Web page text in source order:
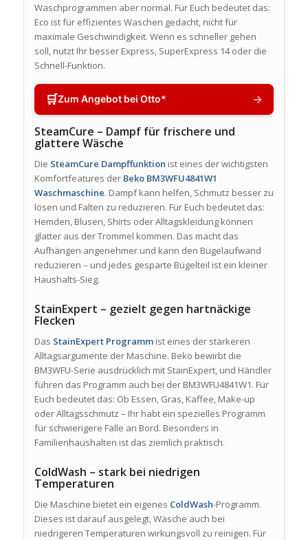
Waschprogrammen aber normal. Für Euch bedeutet das:
Eco ist für effizientes Waschen gedacht, nicht für
maximale Geschwindigkeit. Wenn es schneller gehen
soll, nutzt Ihr besser Express, SuperExpress 14 oder die
Schnell-Funktion.
🛒Zum Angebot bei Otto* →
SteamCure – Dampf für frischere und
glattere Wäsche
Die SteamCure Dampffunktion ist eines der wichtigsten
Komfortfeatures der Beko BM3WFU4841W1
Waschmaschine. Dampf kann helfen, Schmutz besser zu
lösen und Falten zu reduzieren. Für Euch bedeutet das:
Hemden, Blusen, Shirts oder Alltagskleidung können
glatter aus der Trommel kommen. Das macht das
Aufhängen angenehmer und kann den Bügelaufwand
reduzieren – und jedes gesparte Bügelteil ist ein kleiner
Haushalts-Sieg.
StainExpert – gezielt gegen hartnäckige
Flecken
Das StainExpert Programmist eines der stärkeren
Alltagsargumente der Maschine. Beko bewirbt die
BM3WFU-Serie ausdrücklich mit StainExpert, und Händler
führen das Programm auch bei der BM3WFU4841W1. Für
Euch bedeutet das: Ob Essen, Gras, Kaffee, Make-up
oder Alltagsschmutz – Ihr habt ein spezielles Programm
für schwierigere Fälle an Bord. Besonders in
Familienhaushalten ist das ziemlich praktisch.
ColdWash – stark bei niedrigen
Temperaturen
Die Maschine bietet ein eigenes ColdWash-Programm.
Dieses ist darauf ausgelegt, Wäsche auch bei
niedrigeren Temperaturen wirkungsvoll zu reinigen. Für